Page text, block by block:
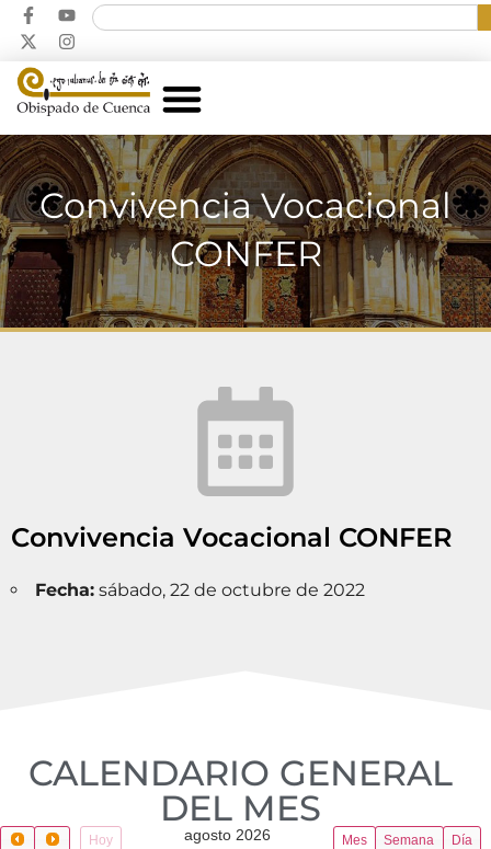
Convivencia Vocacional
CONFER
Convivencia Vocacional CONFER
Fecha: sábado, 22 de octubre de 2022
CALENDARIO GENERAL
DEL MES​
Hoy Mes Semana Día
agosto 2026